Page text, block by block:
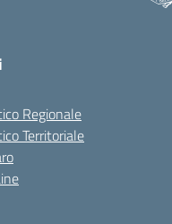
Regionale
Territoriale